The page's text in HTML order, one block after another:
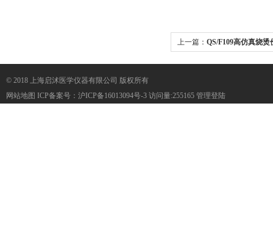
上一篇： QS/F109高仿真烧
© 2018 上海启沭医学仪器有限公司 版权所有
网站地图 ICP备案号： 沪ICP备16013094号-3 访问量:255165 管理登陆